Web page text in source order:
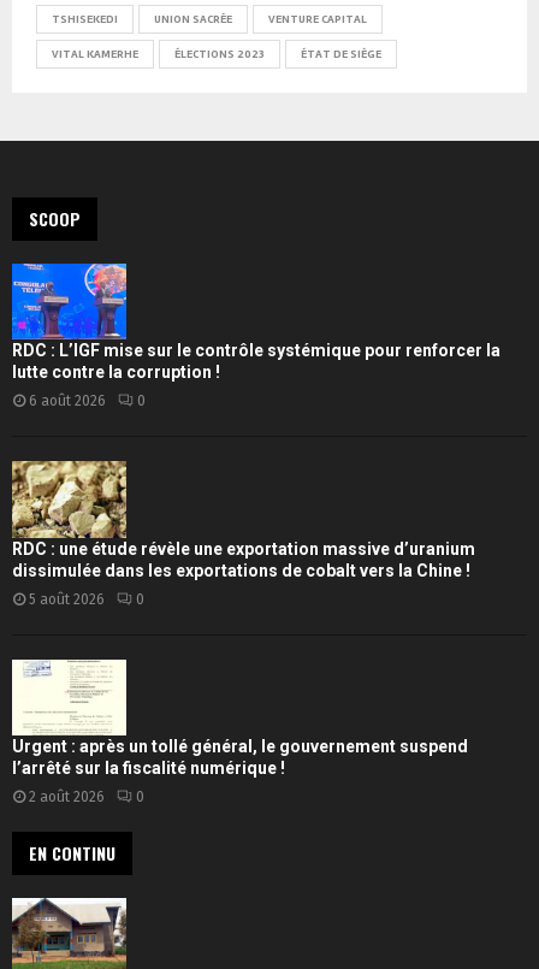
TSHISEKEDI UNION SACRÉE VENTURE CAPITAL
VITAL KAMERHE ÉLECTIONS 2023 ÉTAT DE SIÈGE
SCOOP
RDC : L’IGF mise sur le contrôle systémique pour renforcer la
lutte contre la corruption !
6 août 2026 0
RDC : une étude révèle une exportation massive d’uranium
dissimulée dans les exportations de cobalt vers la Chine !
5 août 2026 0
Urgent : après un tollé général, le gouvernement suspend
l’arrêté sur la fiscalité numérique !
2 août 2026 0
EN CONTINU